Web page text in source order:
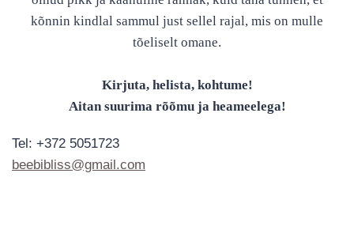
kõnnin kindlal sammul just sellel rajal, mis on mulle
tõeliselt omane.
Kirjuta, helista, kohtume!
Aitan suurima rõõmu ja heameelega!
Tel: +372 5051723
beebibliss@gmail.com